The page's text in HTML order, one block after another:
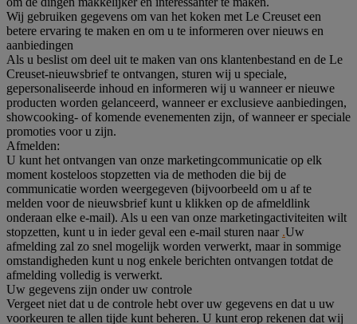
Wij gebruiken gegevens om van het koken met Le Creuset een
betere ervaring te maken en om u te informeren over nieuws en
aanbiedingen
Als u beslist om deel uit te maken van ons klantenbestand en de Le
Creuset-nieuwsbrief te ontvangen, sturen wij u speciale,
gepersonaliseerde inhoud en informeren wij u wanneer er nieuwe
producten worden gelanceerd, wanneer er exclusieve aanbiedingen,
showcooking- of komende evenementen zijn, of wanneer er speciale
promoties voor u zijn.
Afmelden:
U kunt het ontvangen van onze marketingcommunicatie op elk
moment kosteloos stopzetten via de methoden die bij de
communicatie worden weergegeven (bijvoorbeeld om u af te
melden voor de nieuwsbrief kunt u klikken op de afmeldlink
onderaan elke e-mail). Als u een van onze marketingactiviteiten wilt
stopzetten, kunt u in ieder geval een e-mail sturen naar .Uw
afmelding zal zo snel mogelijk worden verwerkt, maar in sommige
omstandigheden kunt u nog enkele berichten ontvangen totdat de
afmelding volledig is verwerkt.
Uw gegevens zijn onder uw controle
Vergeet niet dat u de controle hebt over uw gegevens en dat u uw
voorkeuren te allen tijde kunt beheren. U kunt erop rekenen dat wij